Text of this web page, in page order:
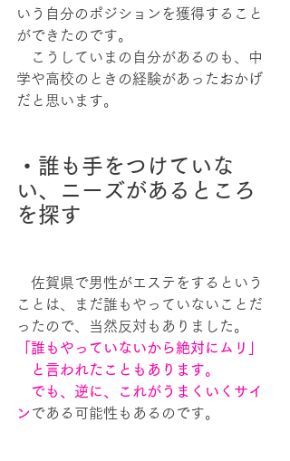
いう自分のポジションを獲得すること
ができたのです。
こうしていまの自分があるのも、中
学や高校のときの経験があったおかげ
だと思います。
・誰も手をつけていな
い、ニーズがあるところ
を探す
佐賀県で男性がエステをするという
ことは、まだ誰もやっていないことだ
ったので、当然反対もありました。
「誰もやっていないから絶対にムリ」
と言われたこともあります。
でも、逆に、これがうまくいくサイ
ン である可能性もあるのです。